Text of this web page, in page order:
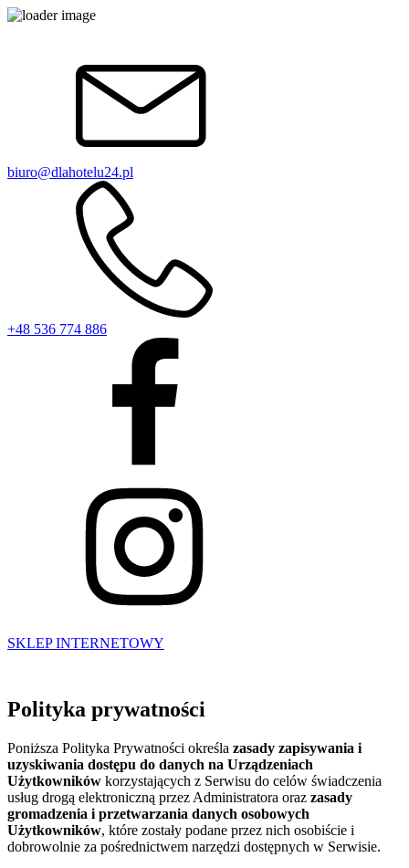
biuro@dlahotelu24.pl
+48 536 774 886
SKLEP INTERNETOWY
Polityka prywatności
Poniższa Polityka Prywatności określa zasady zapisywania i
uzyskiwania dostępu do danych na Urządzeniach
Użytkowników korzystających z Serwisu do celów świadczenia
usług drogą elektroniczną przez Administratora oraz zasady
gromadzenia i przetwarzania danych osobowych
Użytkowników, które zostały podane przez nich osobiście i
dobrowolnie za pośrednictwem narzędzi dostępnych w Serwisie.